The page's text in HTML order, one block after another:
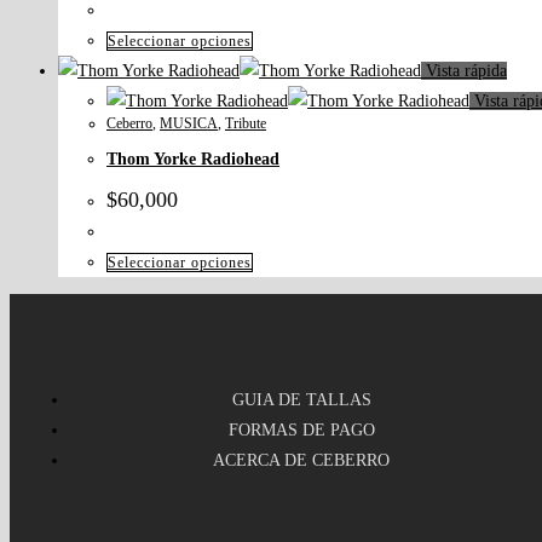
Seleccionar opciones
Vista rápida
Vista
Ceberro MUSICA Tribute
Thom Yorke Radiohead
$60,000
Seleccionar opciones
GUIA DE TALLAS
FORMAS DE PAGO
ACERCA DE CEBERRO